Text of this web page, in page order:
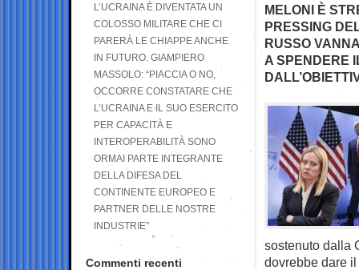
MELONI È
PRESSING
RUSSO
A SPENDERE
sostenuto dalla
dovrebbe dare
L’UCRAINA È DIVENTATA UN
COLOSSO MILITARE CHE CI
PARERÀ LE CHIAPPE ANCHE
IN FUTURO. GIAMPIERO
MASSOLO: “PIACCIA O NO,
OCCORRE CONSTATARE CHE
L’UCRAINA E IL SUO ESERCITO
PER CAPACITÀ E
INTEROPERABILITÀ SONO
ORMAI PARTE INTEGRANTE
DELLA DIFESA DEL
CONTINENTE EUROPEO E
PARTNER DELLE NOSTRE
INDUSTRIE”
Commenti recenti